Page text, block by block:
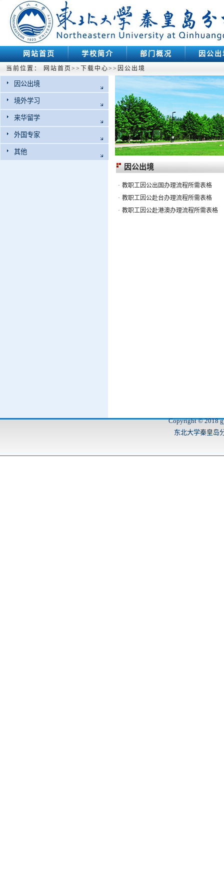
网站首页 学校简介 部门概况 因公
当前位置： 网站首页 >> 下载中心>> 因公出境
因公出境
境外学习
来华留学
外国专家
其他
因公出境
· 教职工因公出国办理流程所需表格
· 教职工因公赴台办理流程所需表格
· 教职工因公赴港澳办理流程所需表格
Copyright © 2018
东北大学秦皇岛